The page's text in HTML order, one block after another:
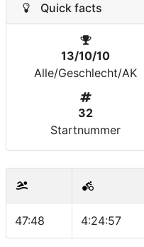
Quick facts
13/10/10
Alle/Geschlecht/AK
32
Startnummer
47:48 4:24:57